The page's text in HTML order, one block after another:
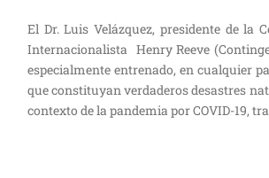
El Dr. Luis Velázquez, presidente de
Internacionalista Henry Reeve
especialmente entrenado, en cualquier
que constituyan verdaderos desastres
contexto de la pandemia por COVID-19,